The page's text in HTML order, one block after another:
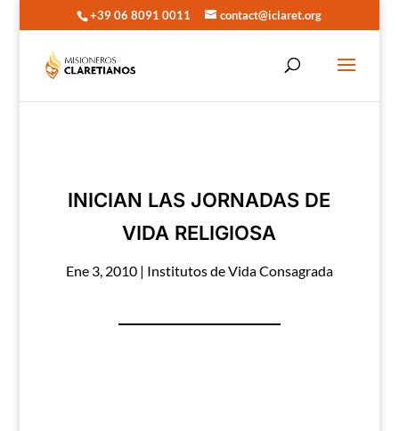
+39 06 8091 0011 contact@iclaret.org
INICIAN LAS JORNADAS DE
VIDA RELIGIOSA
Ene 3, 2010| Institutos de Vida Consagrada